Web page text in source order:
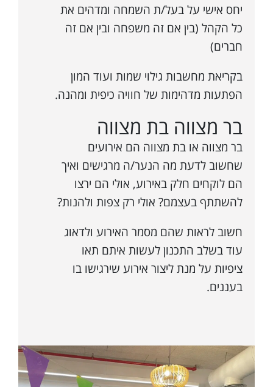
יחס אישי על בעל/ת השמחה ומדהים את
כל הקהל (בין אם זה משפחה ובין אם זה
חברים)
בקריאת מחשבות גילוי שמות ועוד המון
הפתעות מדהימות של חוויה כיפית ומהנה.
בר מצווה בת מצווה
בר מצווה או בת מצווה הם אירועים
שחשוב לדעת מה הנער/ה מרגישים ואיך
הם לוקחים חלק באירוע, אולי הם ירצו
להשתתף בעצמם? אולי רק צפות ולהנות?
חשוב לראות שהם מסמר האירוע ולדאוג
עוד בשלב התכנון לעשות איתם תאו
ציפיות על מנת ליצור אירוע שירגישו בו
בעננים.